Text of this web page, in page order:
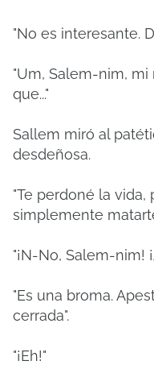
"No es interesante.
"Um, Salem-nim, mi
que..."
Sallem miró al
desdeñosa.
"Te perdoné la vida,
simplemente
"¡N-No, Salem-nim!
"Es una broma.
cerrada".
"¡Eh!"